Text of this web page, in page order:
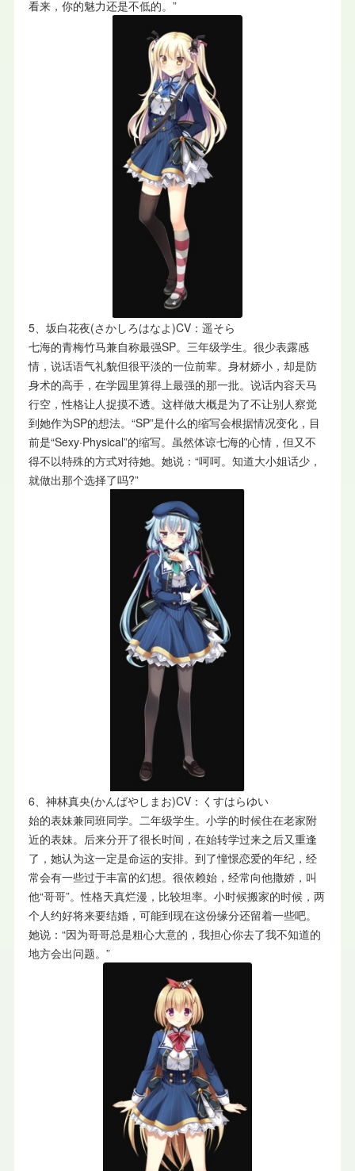
看来，你的魅力还是不低的。”
5、坂白花夜(さかしろはなよ)CV：遥そら
七海的青梅竹马兼自称最强SP。三年级学生。很少表露感
情，说话语气礼貌但很平淡的一位前辈。身材娇小，却是防
身术的高手，在学园里算得上最强的那一批。说话内容天马
行空，性格让人捉摸不透。这样做大概是为了不让别人察觉
到她作为SP的想法。“SP”是什么的缩写会根据情况变化，目
前是“Sexy·Physical”的缩写。虽然体谅七海的心情，但又不
得不以特殊的方式对待她。她说：“呵呵。知道大小姐话少，
就做出那个选择了吗?”
6、神林真央(かんばやしまお)CV：くすはらゆい
始的表妹兼同班同学。二年级学生。小学的时候住在老家附
近的表妹。后来分开了很长时间，在始转学过来之后又重逢
了，她认为这一定是命运的安排。到了憧憬恋爱的年纪，经
常会有一些过于丰富的幻想。很依赖始，经常向他撒娇，叫
他“哥哥”。性格天真烂漫，比较坦率。小时候搬家的时候，两
个人约好将来要结婚，可能到现在这份缘分还留着一些吧。
她说：“因为哥哥总是粗心大意的，我担心你去了我不知道的
地方会出问题。”